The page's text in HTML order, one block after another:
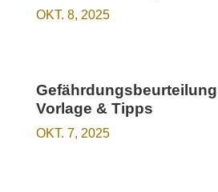
OKT. 8, 2025
Vorlage & Tipps
OKT. 7, 2025